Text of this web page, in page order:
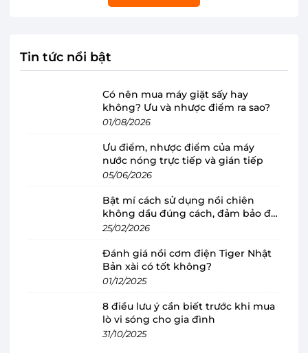
Hộp chứa bụi lớn cùng công suất mạnh
Máy hút bụi Shimono SVC1025 có hộp chứa bụi
lớn kháng vỡ với dung tích 500 ml, dễ dàng tháo
Tin tức nổi bật
Có nên mua máy giặt sấy hay
không? Ưu và nhược điểm ra sao?
01/08/2026
Ưu điểm, nhược điểm của máy
nước nóng trực tiếp và gián tiếp
05/06/2026
Bật mí cách sử dụng nồi chiên
không dầu đúng cách, đảm bảo độ
bền
25/02/2026
Đánh giá nồi cơm điện Tiger Nhật
Bản xài có tốt không?
01/12/2025
8 điều lưu ý cần biết trước khi mua
lò vi sóng cho gia đình
31/10/2025